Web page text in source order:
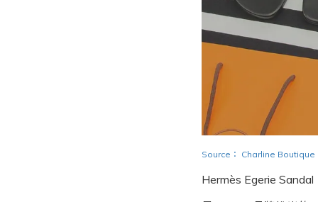
Source ： Charline Boutique
Hermès Egerie Sandal